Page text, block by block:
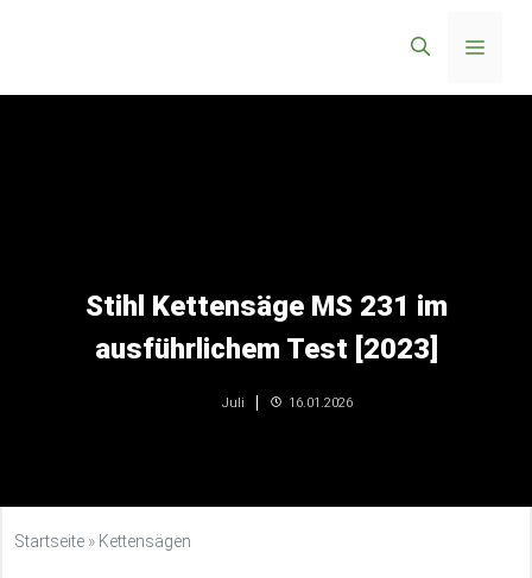
Menü
Stihl Kettensäge MS 231 im
ausführlichem Test [2023]
Juli 16.01.2026
Startseite » Kettensägen